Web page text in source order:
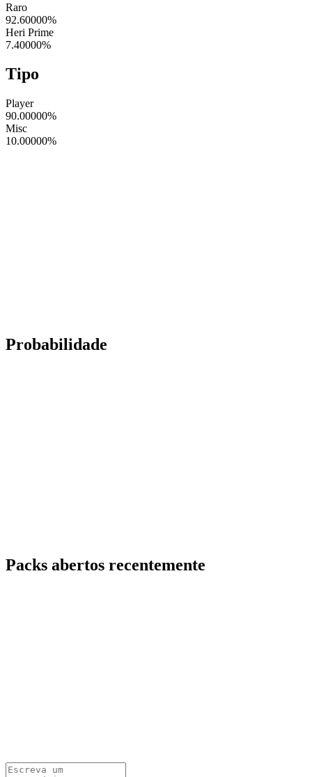
Raro
92.60000%
Heri Prime
7.40000%
Tipo
Player
90.00000%
Misc
10.00000%
Probabilidade
Packs abertos recentemente